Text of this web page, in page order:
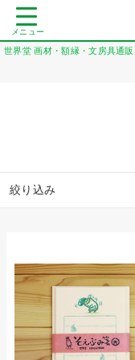
メニュー
世界堂 画材・額縁・文房具通販
絞り込み